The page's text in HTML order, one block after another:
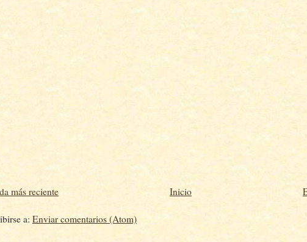
más reciente Inicio
a: Enviar comentarios (Atom)